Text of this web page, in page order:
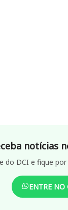
notícias
do DCI e fique
ENTRE NO